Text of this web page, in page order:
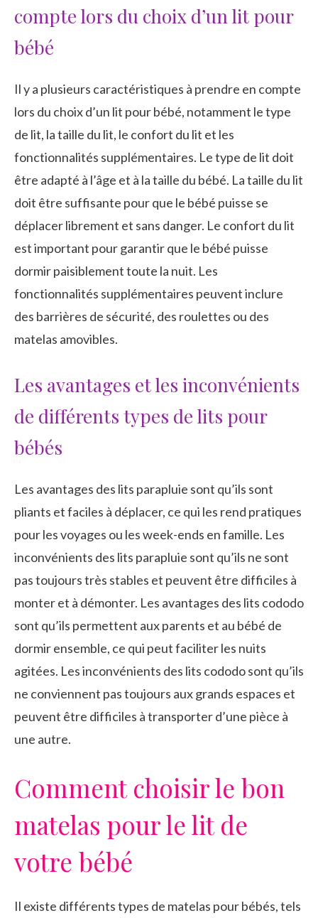
compte lors du choix d’un lit pour
bébé
Il y a plusieurs caractéristiques à prendre en compte
lors du choix d’un lit pour bébé, notamment le type
de lit, la taille du lit, le confort du lit et les
fonctionnalités supplémentaires. Le type de lit doit
être adapté à l’âge et à la taille du bébé. La taille du lit
doit être suffisante pour que le bébé puisse se
déplacer librement et sans danger. Le confort du lit
est important pour garantir que le bébé puisse
dormir paisiblement toute la nuit. Les
fonctionnalités supplémentaires peuvent inclure
des barrières de sécurité, des roulettes ou des
matelas amovibles.
Les avantages et les inconvénients
de différents types de lits pour
bébés
Les avantages des lits parapluie sont qu’ils sont
pliants et faciles à déplacer, ce qui les rend pratiques
pour les voyages ou les week-ends en famille. Les
inconvénients des lits parapluie sont qu’ils ne sont
pas toujours très stables et peuvent être difficiles à
monter et à démonter. Les avantages des lits cododo
sont qu’ils permettent aux parents et au bébé de
dormir ensemble, ce qui peut faciliter les nuits
agitées. Les inconvénients des lits cododo sont qu’ils
ne conviennent pas toujours aux grands espaces et
peuvent être difficiles à transporter d’une pièce à
une autre.
Comment choisir le bon
matelas pour le lit de
votre bébé
Il existe différents types de matelas pour bébés, tels